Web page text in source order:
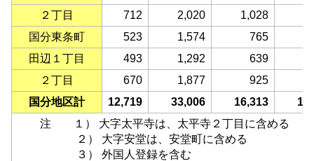
２丁目
712 2,020 1,028
国分東条町
523 1,574 765
田辺１丁目
493 1,292 639
２丁目
670 1,877 925
国分地区計
12,719 33,006 16,313
注 １） 大字太平寺は、太平寺２丁目に含める
２） 大字安堂は、安堂町に含める
３） 外国人登録を含む